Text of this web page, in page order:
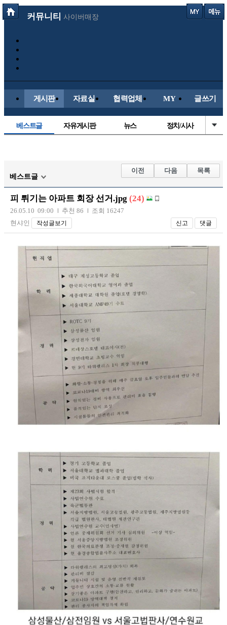
커뮤니티 사이버매장
게시판 자료실 협력업체 MY 글쓰기
베스트글 자유게시판 뉴스 정치/시사
해외축구
국내축구
베스트글
이전 다음 목록
피 튀기는 아파트 회장 선거.jpg (24)
26.05.10 09:00 추천 86
조회 16247
현샤인
작성글보기 신고 댓글